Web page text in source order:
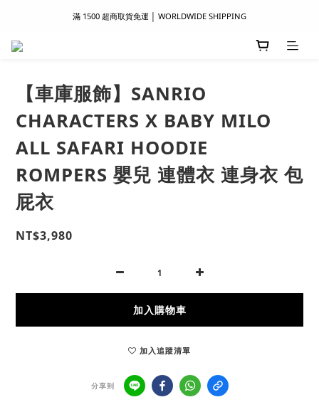
滿 1500 超商取貨免運 │ WORLDWIDE SHIPPING
滿 1500 超商取貨免運 │ WORLDWIDE SHIPPING
滿 1500 超商取貨免運 │ WORLDWIDE SHIPPING
【車庫服飾】SANRIO
CHARACTERS X BABY MILO
ALL SAFARI HOODIE
ROMPERS 嬰兒 連體衣 連身衣 包
屁衣
NT$3,980
加入購物車
加入追蹤清單
分享到